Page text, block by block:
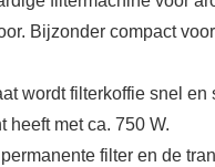
Bijzonder compact
wordt filterkoffie snel en
heeft met ca. 750 W.
filter en de